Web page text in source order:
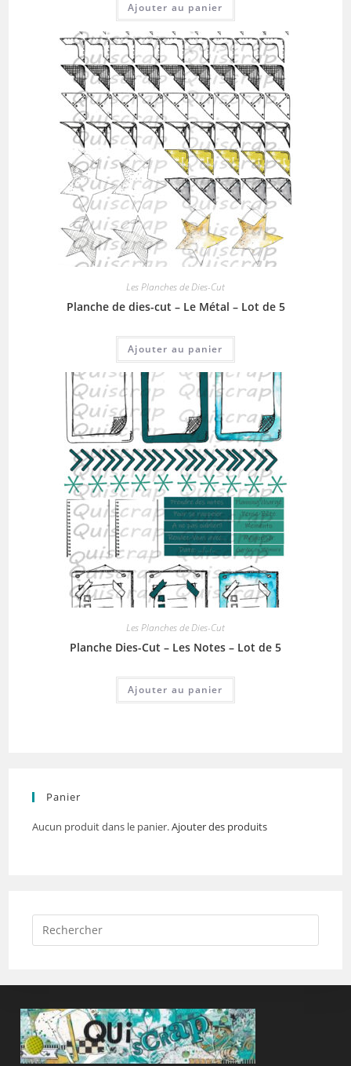
Ajouter au panier
Les Planches de Dies-Cut
Planche de dies-cut – Le Métal – Lot de 5
Ajouter au panier
Les Planches de Dies-Cut
Planche Dies-Cut – Les Notes – Lot de 5
Ajouter au panier
Panier
Aucun produit dans le panier.Ajouter des produits